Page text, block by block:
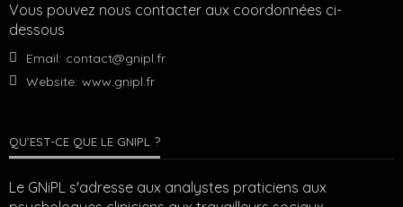
Vous pouvez nous contacter aux coordonnées ci-
dessous
Email: contact@gnipl.fr
Website: www.gnipl.fr
QU’EST-CE QUE LE GNIPL ?
Le GNiPL s'adresse aux analystes praticiens aux